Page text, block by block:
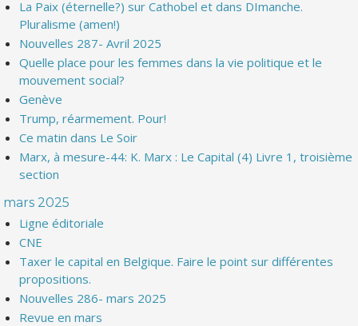
La Paix (éternelle?) sur Cathobel et dans DImanche.
Pluralisme (amen!)
Nouvelles 287- Avril 2025
Quelle place pour les femmes dans la vie politique et le
mouvement social?
Genève
Trump, réarmement. Pour!
Ce matin dans Le Soir
Marx, à mesure-44: K. Marx : Le Capital (4) Livre 1, troisième
section
mars 2025
Ligne éditoriale
CNE
Taxer le capital en Belgique. Faire le point sur différentes
propositions.
Nouvelles 286- mars 2025
Revue en mars